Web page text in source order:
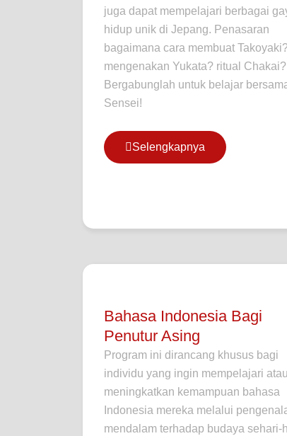
juga dapat mempelajari berbagai
hidup unik di Jepang. Penasaran
bagaimana cara membuat Takoyaki?
mengenakan Yukata? ritual Chakai?
Bergabunglah untuk belajar
Sensei!
Selengkapnya
Bahasa Indonesia Bagi
Penutur Asing
Program ini dirancang khusus bagi
individu yang ingin mempelajari atau
meningkatkan kemampuan bahasa
Indonesia mereka melalui
mendalam terhadap budaya sehari-